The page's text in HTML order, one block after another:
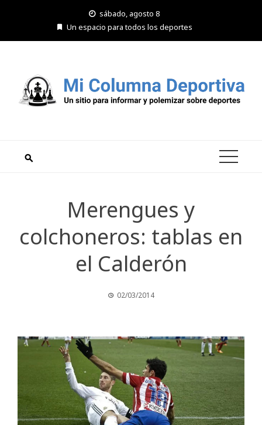
sábado, agosto 8
Un espacio para todos los deportes
Merengues y
colchoneros: tablas en
el Calderón
02/03/2014